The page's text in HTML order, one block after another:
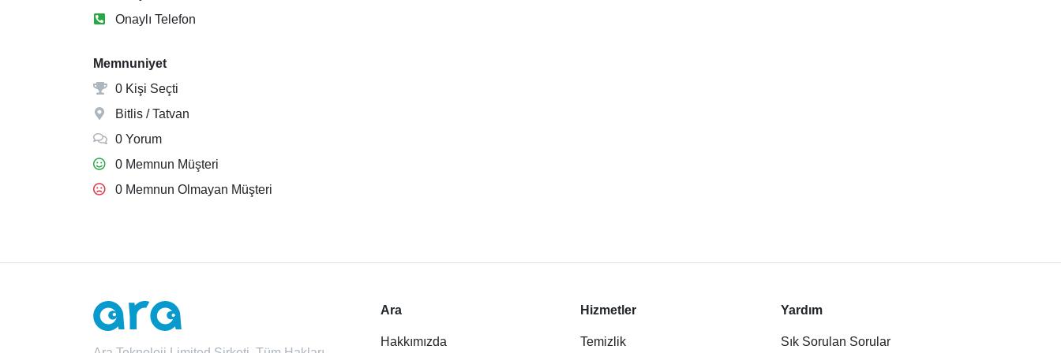
Onaylı Telefon
Memnuniyet
0 Kişi Seçti
Bitlis / Tatvan
0 Yorum
0 Memnun Müşteri
0 Memnun Olmayan Müşteri
Ara
Hakkımızda
Hizmetler
Temizlik
Yardım
Sık Sorulan Sorular